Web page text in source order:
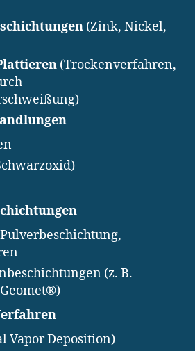
(Zink, Nickel,
(Trockenverfahren,
(z. B.
Vapor Deposition)